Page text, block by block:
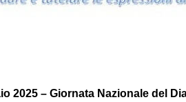
2025 – Giornata Nazionale del